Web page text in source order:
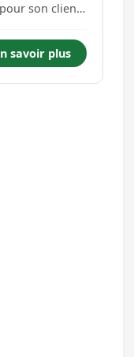
son client
le
savoir plus